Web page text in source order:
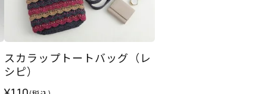
スカラップトートバッグ（レ
シピ）